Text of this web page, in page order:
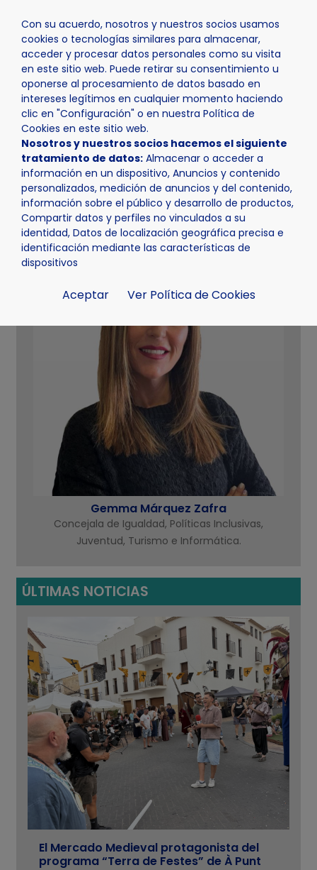
Con su acuerdo, nosotros y nuestros socios usamos
cookies o tecnologías similares para almacenar,
acceder y procesar datos personales como su visita
en este sitio web. Puede retirar su consentimiento u
oponerse al procesamiento de datos basado en
intereses legítimos en cualquier momento haciendo
clic en "Configuración" o en nuestra Política de
Cookies en este sitio web.
Nosotros y nuestros socios hacemos el siguiente
tratamiento de datos: Almacenar o acceder a
información en un dispositivo, Anuncios y contenido
personalizados, medición de anuncios y del contenido,
información sobre el público y desarrollo de productos,
Compartir datos y perfiles no vinculados a su
identidad, Datos de localización geográfica precisa e
identificación mediante las características de
dispositivos
Aceptar Ver Política de Cookies
Inicio Turismo
TURISMO
Gemma Márquez Zafra
Concejala de Igualdad, Políticas Inclusivas,
Juventud, Turismo e Informática.
ÚLTIMAS NOTICIAS
El Mercado Medieval protagonista del
programa “Terra de Festes” de À Punt